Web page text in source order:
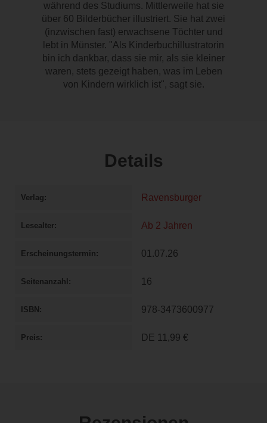
während des Studiums. Mittlerweile hat sie
über 60 Bilderbücher illustriert. Sie hat zwei
(inzwischen fast) erwachsene Töchter und
lebt in Münster. "Als Kinderbuchillustratorin
bin ich dankbar, dass sie mir, als sie kleiner
waren, stets gezeigt haben, was im Leben
von Kindern wirklich ist", sagt sie.
Details
Verlag Ravensburger
Lesealter Ab 2 Jahren
Erscheinungstermin 01.07.26
Seitenanzahl 16
ISBN 978-3473600977
Preis DE 11,99 €